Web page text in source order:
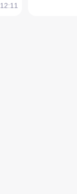
12:11